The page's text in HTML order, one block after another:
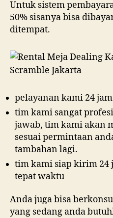
Untuk sistem
50% sisanya bisa
ditempat.
pelayanan kami 24
tim kami sangat
jawab, tim kami akan
sesuai permintaan
tambahan lagi.
tim kami siap kirim 24
tepat waktu
Anda juga bisa
yang sedang anda